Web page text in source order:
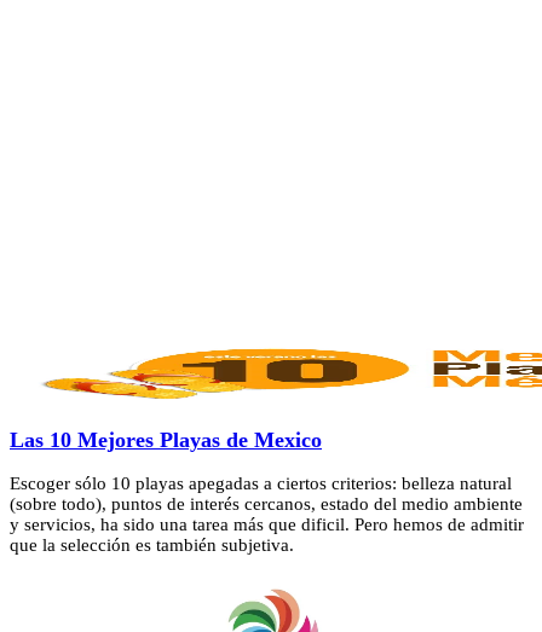
Las 10 Mejores Playas de Mexico
Escoger sólo 10 playas apegadas a ciertos criterios: belleza natural
(sobre todo), puntos de interés cercanos, estado del medio ambiente
y servicios, ha sido una tarea más que dificil. Pero hemos de admitir
que la selección es también subjetiva.